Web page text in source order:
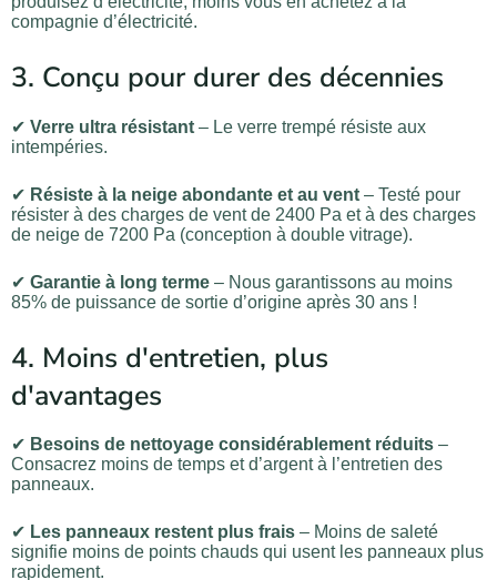
compagnie d’électricité.
3. Conçu pour durer des décennies
✔ Verre ultra résistant – Le verre trempé résiste aux
intempéries.
✔ Résiste à la neige abondante et au vent – Testé pour
résister à des charges de vent de 2400 Pa et à des charges
de neige de 7200 Pa (conception à double vitrage).
✔ Garantie à long terme – Nous garantissons au moins
85% de puissance de sortie d’origine après 30 ans !
4. Moins d'entretien, plus
d'avantages
✔ Besoins de nettoyage considérablement réduits –
Consacrez moins de temps et d’argent à l’entretien des
panneaux.
✔ Les panneaux restent plus frais – Moins de saleté
signifie moins de points chauds qui usent les panneaux plus
rapidement.